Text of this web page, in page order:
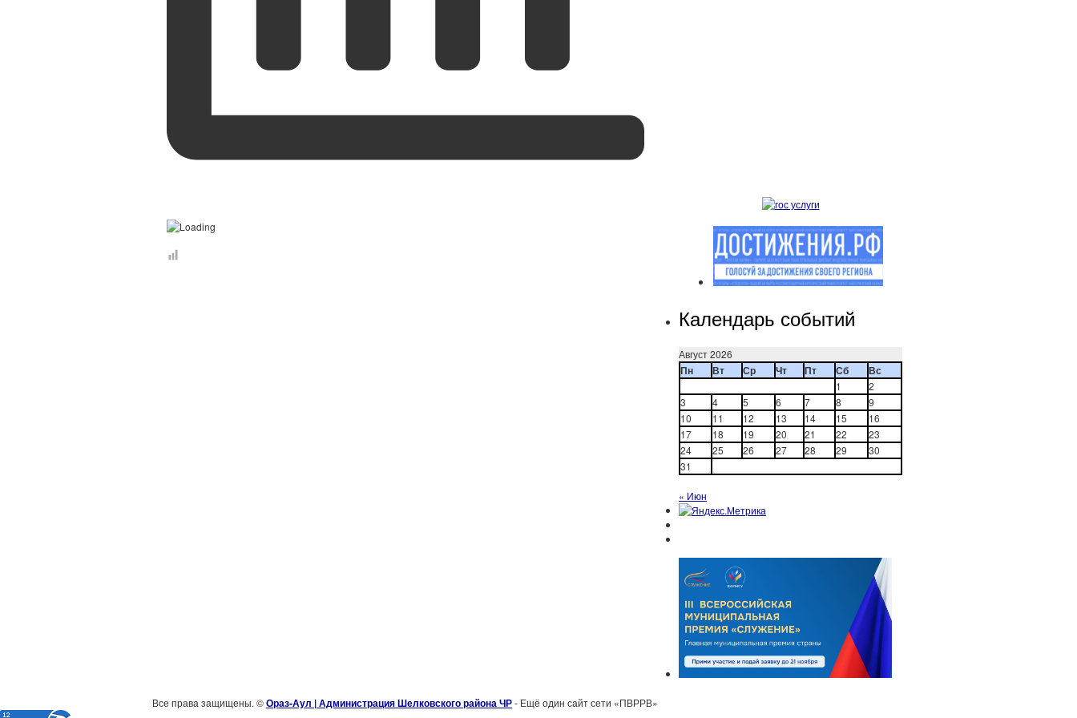
Календарь событий
Август 2026
Пн Вт Ср Чт Пт Сб Вс
1
2
3
4 5 6 7 8
9
10
11 12 13 14 15
16
17
18 19 20 21 22
23
24
25 26 27 28 29
30
31
« Июн
Все права защищены. ©Ораз-Аул | Администрация Шелковского района ЧР- Ещё один сайт сети «ПВРРВ»